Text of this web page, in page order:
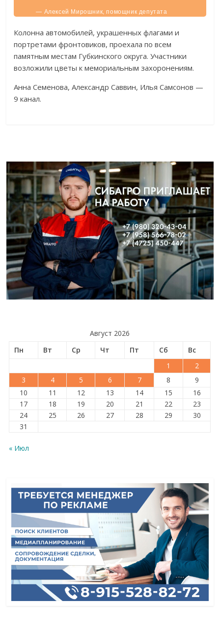
— Алексей Мирошник, помощник депутата
Госдумы Андрея Скоча.
Колонна автомобилей, украшенных флагами и
портретами фронтовиков, проехала по всем
памятным местам Губкинского округа. Участники
возложили цветы к мемориальным захоронениям.
Анна Семенова, Александр Саввин, Илья Самсонов —
9 канал.
Август 2026
Пн
Вт Ср Чт Пт Сб
Вс
1
2
3
4 5 6 7 8
9
10
11 12 13 14 15
16
17
18 19 20 21 22
23
24
25 26 27 28 29
30
31
« Июл